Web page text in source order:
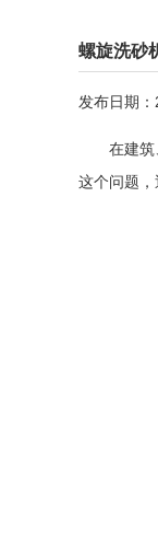
螺旋洗砂
发布日期
在建筑、
这个问题，